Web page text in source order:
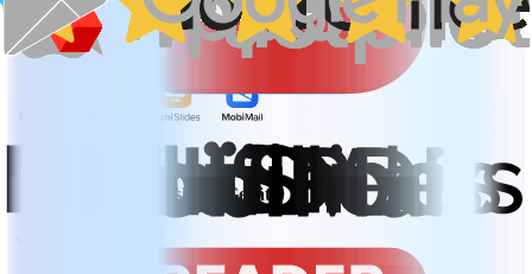
Jetzt kaufen
Gebunden an ein Desktop-Gerät